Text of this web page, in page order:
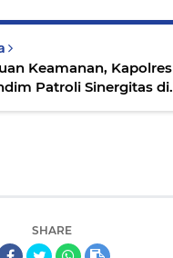
Keamanan, Kapolres
Patroli Sinergitas di
SHARE